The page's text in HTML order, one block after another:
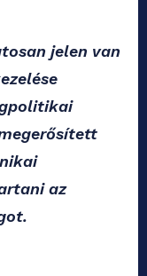
jelen van
az